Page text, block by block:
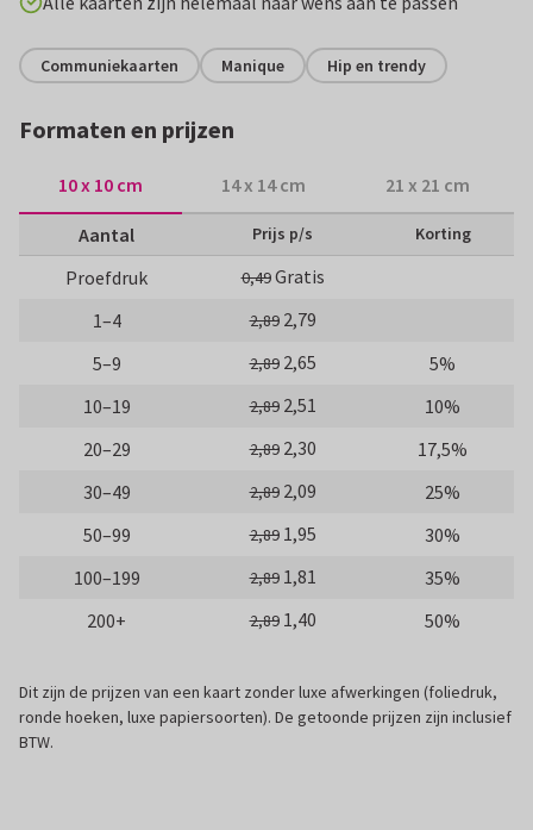
Communiekaarten Manique Hip en trendy
Formaten en prijzen
10 x 10 cm 14 x 14 cm 21 x 21 cm
Aantal Prijs p/s Korting
Proefdruk 0,49Gratis
1–4
2,89 2,79
5–9
2,89 2,65
5%
10–19
2,89 2,51
10%
20–29
2,89 2,30
17,5%
30–49
2,89 2,09
25%
50–99
2,89 1,95
30%
100–199
2,89 1,81
35%
200+
2,89 1,40 50%
Dit zijn de prijzen van een kaart zonder luxe afwerkingen (foliedruk,
ronde hoeken, luxe papiersoorten). De getoonde prijzen zijn inclusief
BTW.